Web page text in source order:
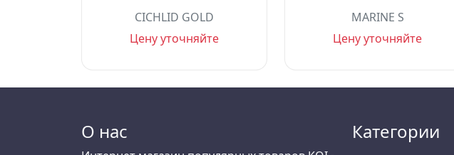
CICHLID GOLD
Цену уточняйте
MARINE S
Цену уточняйте
О нас Категории